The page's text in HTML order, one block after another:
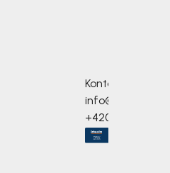
Kontakte
info@bosono.de
+420 733 586 968